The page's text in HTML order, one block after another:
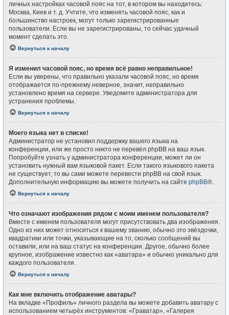
личных настройках часовой пояс на тот, в котором вы находитесь:
Москва, Киев и т. д. Учтите, что изменять часовой пояс, как и
большинство настроек, могут только зарегистрированные
пользователи. Если вы не зарегистрированы, то сейчас удачный
момент сделать это.
Вернуться к началу
Я изменил часовой пояс, но время всё равно неправильное!
Если вы уверены, что правильно указали часовой пояс, но время
отображается по-прежнему неверное, значит, неправильно
установлено время на сервере. Уведомите администратора для
устранения проблемы.
Вернуться к началу
Моего языка нет в списке!
Администратор не установил поддержку вашего языка на
конференции, или же просто никто не перевёл phpBB на ваш язык.
Попробуйте узнать у администратора конференции, может ли он
установить нужный вам языковой пакет. Если такого языкового пакета
не существует, то вы сами можете перевести phpBB на свой язык.
Дополнительную информацию вы можете получить на сайте phpBB®.
Вернуться к началу
Что означают изображения рядом с моим именем пользователя?
Вместе с именем пользователя могут присутствовать два изображения.
Одно из них может относиться к вашему званию, обычно это звёздочки,
квадратики или точки, указывающие на то, сколько сообщений вы
оставили, или на ваш статус на конференции. Другое, обычно более
крупное, изображение известно как «аватара» и обычно уникально для
каждого пользователя.
Вернуться к началу
Как мне включить отображение аватары?
На вкладке «Профиль» личного раздела вы можете добавить аватару с
использованием четырёх инструментов: «Граватар», «Галерея